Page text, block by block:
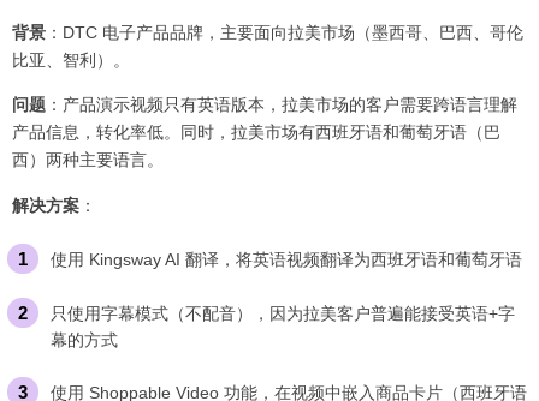
背景 ：DTC 电子产品品牌，主要面向拉美市场（墨西哥、巴西、哥伦
比亚、智利）。
问题 ：产品演示视频只有英语版本，拉美市场的客户需要跨语言理解
产品信息，转化率低。同时，拉美市场有西班牙语和葡萄牙语（巴
西）两种主要语言。
解决方案 ：
使用 Kingsway AI 翻译，将英语视频翻译为西班牙语和葡萄牙语
只使用字幕模式（不配音），因为拉美客户普遍能接受英语+字
幕的方式
使用 Shoppable Video 功能，在视频中嵌入商品卡片（西班牙语